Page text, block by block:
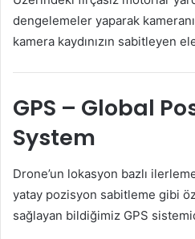
dengelemeler yaparak
kamera kaydınızın sabitleyen
GPS – Global
System
Drone’un lokasyon bazlı
yatay pozisyon sabitleme gibi
sağlayan bildiğimiz GPS